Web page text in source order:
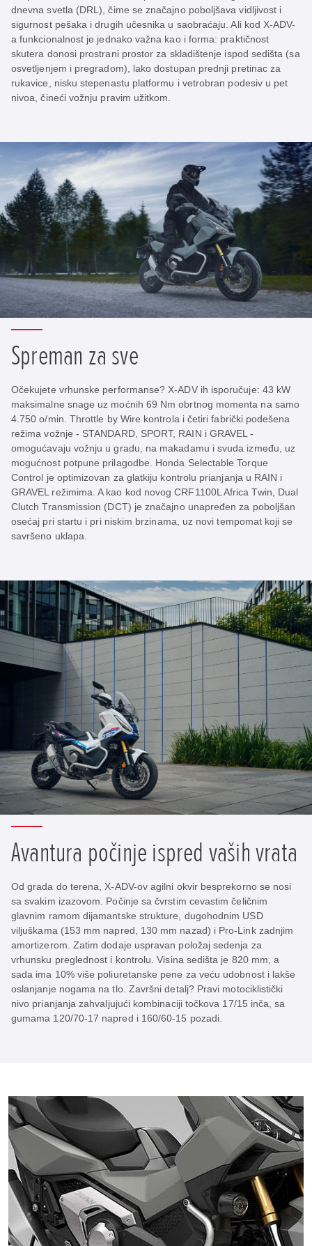
dnevna svetla (DRL), čime se značajno poboljšava vidljivost i
sigurnost pešaka i drugih učesnika u saobraćaju. Ali kod X-ADV-
a funkcionalnost je jednako važna kao i forma: praktičnost
skutera donosi prostrani prostor za skladištenje ispod sedišta (sa
osvetljenjem i pregradom), lako dostupan prednji pretinac za
rukavice, nisku stepenastu platformu i vetrobran podesiv u pet
nivoa, čineći vožnju pravim užitkom.
Spreman za sve
Očekujete vrhunske performanse? X-ADV ih isporučuje: 43 kW
maksimalne snage uz moćnih 69 Nm obrtnog momenta na samo
4.750 o/min. Throttle by Wire kontrola i četiri fabrički podešena
režima vožnje - STANDARD, SPORT, RAIN i GRAVEL -
omogućavaju vožnju u gradu, na makadamu i svuda između, uz
mogućnost potpune prilagodbe. Honda Selectable Torque
Control je optimizovan za glatkiju kontrolu prianjanja u RAIN i
GRAVEL režimima. A kao kod novog CRF1100L Africa Twin, Dual
Clutch Transmission (DCT) je značajno unapređen za poboljšan
osećaj pri startu i pri niskim brzinama, uz novi tempomat koji se
savršeno uklapa.
Avantura počinje ispred vaših vrata
Od grada do terena, X-ADV-ov agilni okvir besprekorno se nosi
sa svakim izazovom. Počinje sa čvrstim cevastim čeličnim
glavnim ramom dijamantske strukture, dugohodnim USD
viljuškama (153 mm napred, 130 mm nazad) i Pro-Link zadnjim
amortizerom. Zatim dodaje uspravan položaj sedenja za
vrhunsku preglednost i kontrolu. Visina sedišta je 820 mm, a
sada ima 10% više poliuretanske pene za veću udobnost i lakše
oslanjanje nogama na tlo. Završni detalj? Pravi motociklistički
nivo prianjanja zahvaljujući kombinaciji točkova 17/15 inča, sa
gumama 120/70-17 napred i 160/60-15 pozadi.